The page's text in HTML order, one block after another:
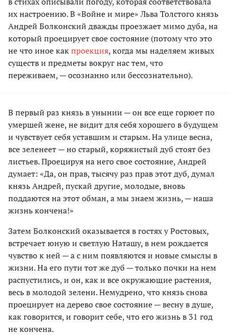
их настроению. В «Войне и мире» Льва Толстого князь
Андрей Болконский дважды проезжает мимо дуба, на
который проецирует свое состояние (потому что это
не что иное какпроекция, когда мы наделяем живых
существ и предметы вокруг нас тем, что
переживаем, — осознанно или бессознательно).
В первый раз князь в унынии — он все еще горюет по
умершей жене, не видит для себя хорошего в будущем
и чувствует себя уставшим и старым. На улице весна,
все зеленеет — но старый, коряжистый дуб стоят без
листьев. Проецируя на него свое состояние, Андрей
думает: «Да, он прав, тысячу раз прав этот дуб, думал
князь Андрей, пускай другие, молодые, вновь
поддаются на этот обман, а мы знаем жизнь, — наша
жизнь кончена!»
Затем Болконский оказывается в гостях у Ростовых,
встречает юную и светлую Наташу, в нем рождается
чувство к ней — а с ним появляются и новые смыслы в
жизни. На его пути тот же дуб — только почки на нем
распустились, и он, как и все окружающие растения,
весь в молодой зелени. Немудрено, что князь снова
проецирует на дерево свое состояние — весну в душе,
как говорится, и говорит себе, что его жизнь в 31 год
не кончена.